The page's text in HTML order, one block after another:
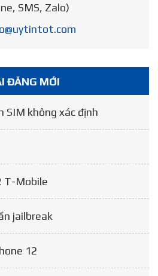
SMS, Zalo)
ĐĂNG MỚI
SIM không xác định
T-Mobile
jailbreak
12